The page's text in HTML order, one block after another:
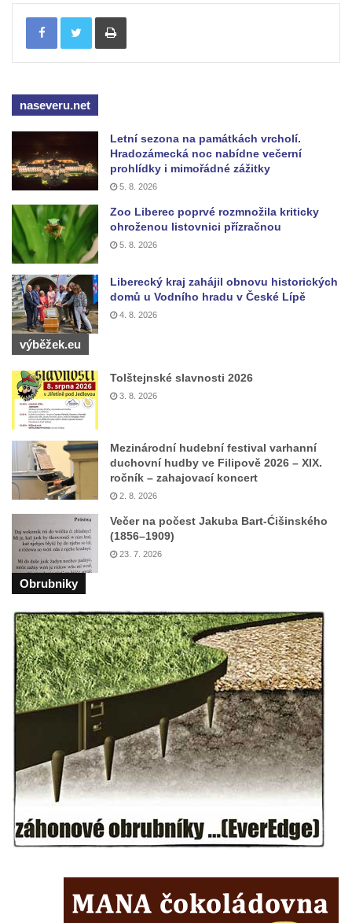
Herltův kříž u Mikova v Mikulášovicích
Kříž u Borských u domu čp. 859 v
Kříž Ließnerových naproti Mikovu v
Kříž u Mikulášovického potoka poblíž
Mikovu v Mikulášovicích
Mikulášovicích
Hampelův kříž u bývalých kasáren v
Mikulášovicích
Marchnerův (Zelený) kříž naproti domu čp.
35 v Mikulášovicích
Schneiderův kříž před domem čp. 55 v
Mikulášovicích
Kříž na Kostelní stezce v Mikulášovicích
Maazův kříž na Kostelní stezce v
Mikulášovicích
Boží muka na Kostelní stezce v
Mikulášovicích
Franzeho kříž u domu čp. 356 v
Hammerberský kříž na křižovatce mezi
domy čp. 739 a 758 v Mikulášovicích
Kříž Johannese Herlta poblíž domu čp. 428
Drascheho kříž na zahradě domu čp. 915 v
Mikulášovicích
Hillův kříž u domu čp. 436 v Mikulášovicích
Hampelův kříž západně od dolního nádraží
v Mikulášovicích
Kříž před kostelem svatých Petra a Pavla v
Růžové
Centrální kříž na starém hřbitově ve
Vilémově
Centrální kříž na novém hřbitově ve
Vilémově
křížové cestě ve Vilémově
Tisknout
naseveru.net
Letní sezona na památkách vrcholí.
Hradozámecká noc nabídne večerní
prohlídky i mimořádné zážitky
5. 8. 2026
Zoo Liberec poprvé rozmnožila kriticky
ohroženou listovnici přízračnou
5. 8. 2026
Liberecký kraj zahájil obnovu historických
domů u Vodního hradu v České Lípě
4. 8. 2026
výběžek.eu
Tolštejnské slavnosti 2026
3. 8. 2026
Mezinárodní hudební festival varhanní
duchovní hudby ve Filipově 2026 – XIX.
ročník – zahajovací koncert
2. 8. 2026
Večer na počest Jakuba Bart-Ćišinského
(1856–1909)
23. 7. 2026
Obrubniky